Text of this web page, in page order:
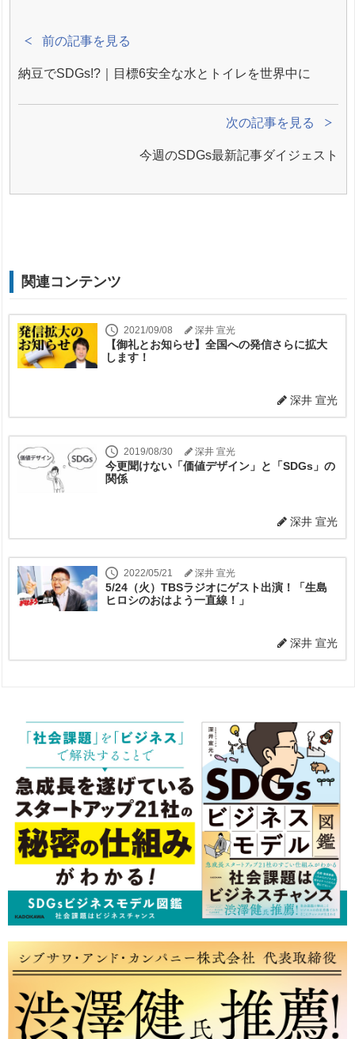
前の記事を見る
納豆でSDGs!?｜目標6安全な水とトイレを世界中に
次の記事を見る
今週のSDGs最新記事ダイジェスト
関連コンテンツ
2021/09/08 深井 宣光
【御礼とお知らせ】全国への発信さらに拡大
します！
深井 宣光
2019/08/30 深井 宣光
今更聞けない「価値デザイン」と「SDGs」の
関係
深井 宣光
2022/05/21 深井 宣光
5/24（火）TBSラジオにゲスト出演！「生島
ヒロシのおはよう一直線！」
深井 宣光